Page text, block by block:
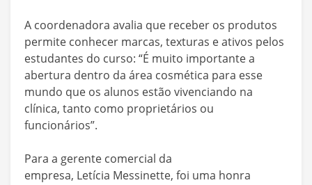
A coordenadora avalia que receber os produtos
permite conhecer marcas, texturas e ativos pelos
estudantes do curso: “É muito importante a
abertura dentro da área cosmética para esse
mundo que os alunos estão vivenciando na
clínica, tanto como proprietários ou
funcionários”.
Para a gerente comercial da
empresa, Letícia Messinette, foi uma honra